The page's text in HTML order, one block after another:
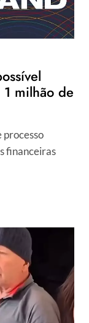
milhão de
processo
financeiras